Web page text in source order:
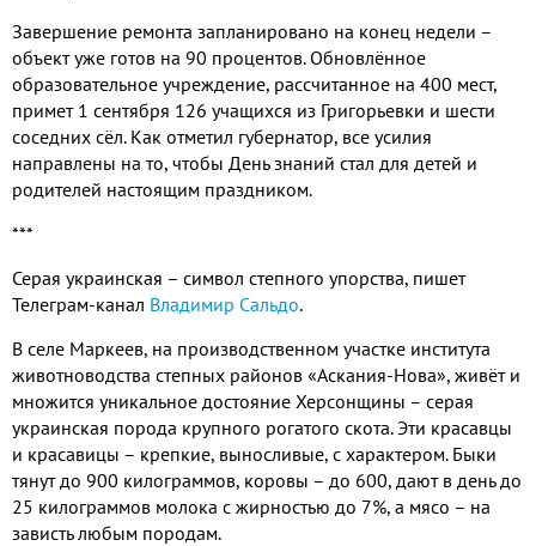
Завершение ремонта запланировано на конец недели –
объект уже готов на 90 процентов. Обновлённое
образовательное учреждение, рассчитанное на 400 мест,
примет 1 сентября 126 учащихся из Григорьевки и шести
соседних сёл. Как отметил губернатор, все усилия
направлены на то, чтобы День знаний стал для детей и
родителей настоящим праздником.
***
Серая украинская – символ степного упорства, пишет
Телеграм-канал Владимир Сальдо.
В селе Маркеев, на производственном участке института
животноводства степных районов «Аскания-Нова», живёт и
множится уникальное достояние Херсонщины – серая
украинская порода крупного рогатого скота. Эти красавцы
и красавицы – крепкие, выносливые, с характером. Быки
тянут до 900 килограммов, коровы – до 600, дают в день до
25 килограммов молока с жирностью до 7%, а мясо – на
зависть любым породам.